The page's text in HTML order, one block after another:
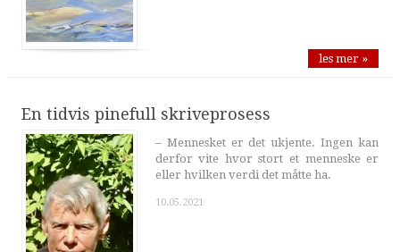
les mer »
En tidvis pinefull skriveprosess
– Mennesket er det ukjente. Ingen kan
derfor vite hvor stort et menneske er
eller hvilken verdi det måtte ha.
10.05.2021